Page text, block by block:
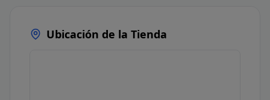
Ubicación de la Tienda